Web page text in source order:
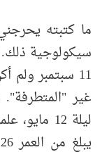
ما كتبته
سيكولوجية
11 سبتمبر
غير
ليلة 12